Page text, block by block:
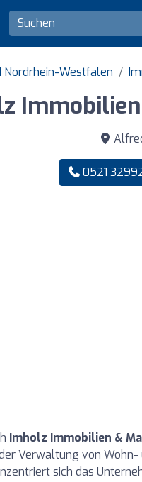
Nordrhein-Westfalen
Immobilien
0521
Imholz Immobilien &
Verwaltung von
sich das